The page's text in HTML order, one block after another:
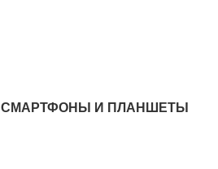
СМАРТФОНЫ И ПЛАНШЕТЫ